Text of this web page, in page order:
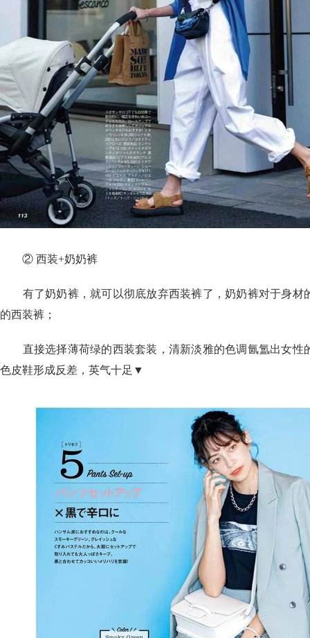
② 西装+奶奶裤
有了奶奶裤，就可以彻底放弃西装裤了，奶奶裤对于身材
的西装裤；
直接选择薄荷绿的西装套装，清新淡雅的色调氤氲出女性
色皮鞋形成反差，英气十足▼